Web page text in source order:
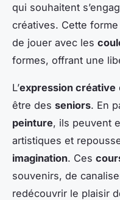
qui souhaitent
créatives. Cette forme
de jouer avec les
formes, offrant une
L’expression créative
être des seniors. En
peinture, ils peuvent
artistiques et
imagination. Ces
souvenirs, de
redécouvrir le plaisir